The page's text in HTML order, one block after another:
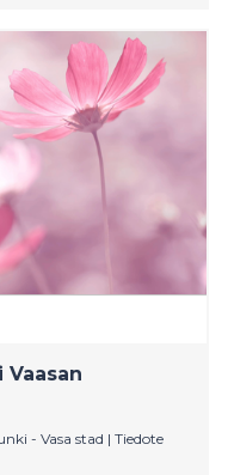
- Vasa stad | Tiedote